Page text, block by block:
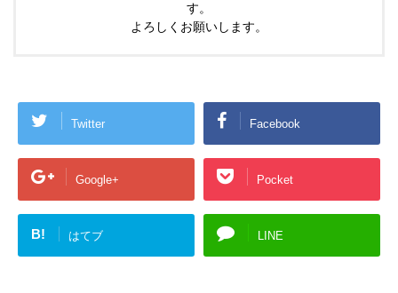
す。
よろしくお願いします。
Twitter Facebook
Google+ Pocket
B! はてブ LINE